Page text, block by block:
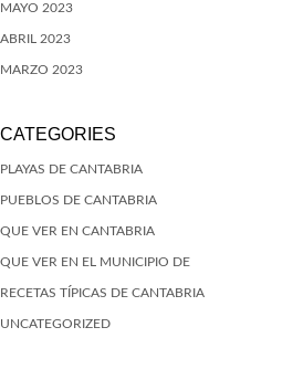
MAYO 2023
ABRIL 2023
MARZO 2023
CATEGORIES
PLAYAS DE CANTABRIA
PUEBLOS DE CANTABRIA
QUE VER EN CANTABRIA
QUE VER EN EL MUNICIPIO DE
RECETAS TÍPICAS DE CANTABRIA
UNCATEGORIZED